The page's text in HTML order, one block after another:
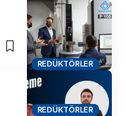
REDÜKTÖRLER
REDÜKTÖRLER